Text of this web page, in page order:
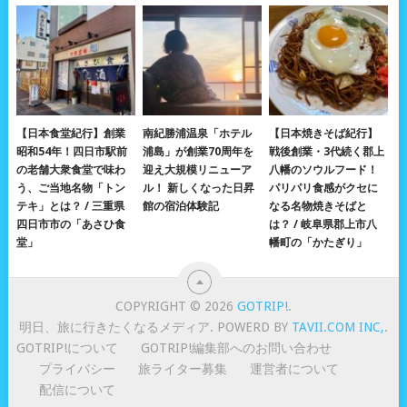
【日本食堂紀行】創業
昭和54年！四日市駅前
の老舗大衆食堂で味わ
う、ご当地名物「トン
テキ」とは？ / 三重県
四日市市の「あさひ食
堂」
南紀勝浦温泉「ホテル
浦島」が創業70周年を
迎え大規模リニューア
ル！ 新しくなった日昇
館の宿泊体験記
【日本焼きそば紀行】
戦後創業・3代続く郡上
八幡のソウルフード！
パリパリ食感がクセに
なる名物焼きそばと
は？ / 岐阜県郡上市八
幡町の「かたぎり」
COPYRIGHT © 2026GOTRIP!.
明日、旅に行きたくなるメディア. POWERD BY TAVII.COM INC,.
GOTRIP!について
GOTRIP!編集部へのお問い合わせ
プライバシー
旅ライター募集
運営者について
配信について